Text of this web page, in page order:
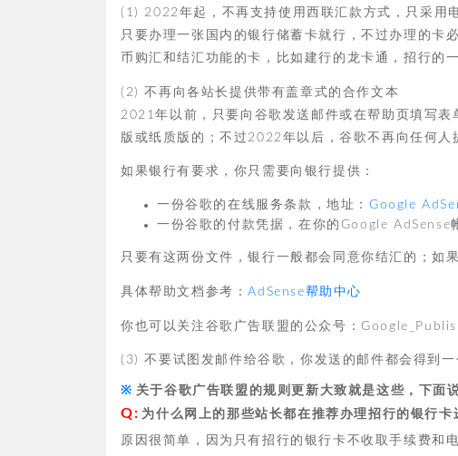
(1) 2022年起，不再支持使用西联汇款方式，只采用
只要办理一张国内的银行储蓄卡就行，不过办理的卡
币购汇和结汇功能的卡，比如建行的龙卡通，招行的一
(2) 不再向各站长提供带有盖章式的合作文本
2021年以前，只要向谷歌发送邮件或在帮助页填写
版或纸质版的；不过2022年以后，谷歌不再向任何人
如果银行有要求，你只需要向银行提供：
一份谷歌的在线服务条款，地址：Google
一份谷歌的付款凭据，在你的Google AdSense
只要有这两份文件，银行一般都会同意你结汇的；如
具体帮助文档参考：AdSense帮助中心
你也可以关注谷歌广告联盟的公众号：
(3) 不要试图发邮件给谷歌，你发送的邮件都会得到
关于谷歌广告联盟的规则更新大致就是这些，下面
为什么网上的那些站长都在推荐办理招行的银行卡
原因很简单，因为只有招行的银行卡不收取手续费和